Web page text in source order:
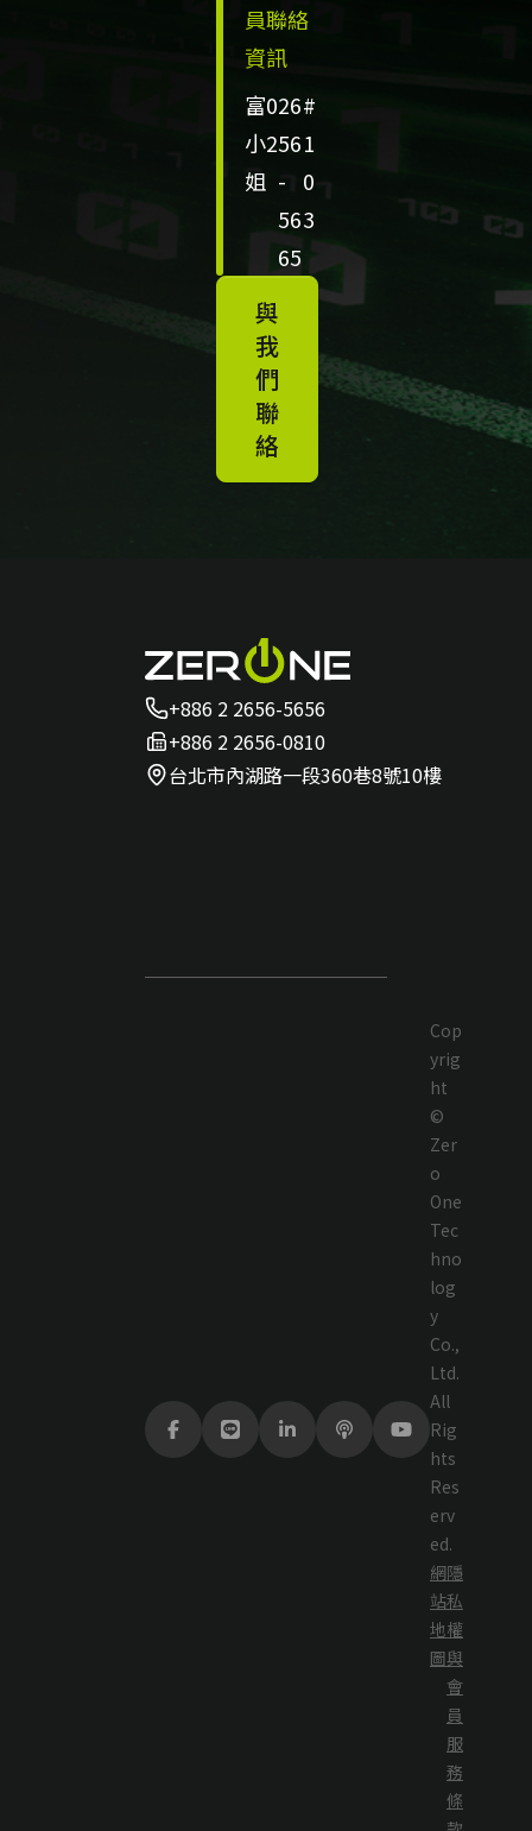
員聯絡
資訊
富
小
姐
0
2
26
56
-
56
65
#
1
0
3
與
我
們
聯
絡
+886 2 2656-5656
+886 2 2656-0810
台北市內湖路一段360巷8號10樓
Cop
yrig
ht
©
Zer
o
One
Tec
hno
log
y
Co.,
Ltd.
All
Rig
hts
Res
erv
ed.
網
站
地
圖
隱
私
權
與
會
員
服
務
條